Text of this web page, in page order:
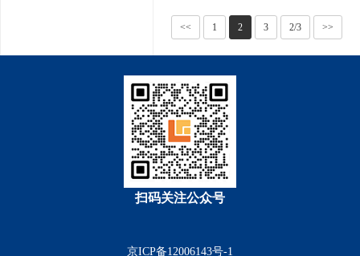
<< 1 2 3 2/3 >>
扫码关注公众号
京ICP备12006143号-1